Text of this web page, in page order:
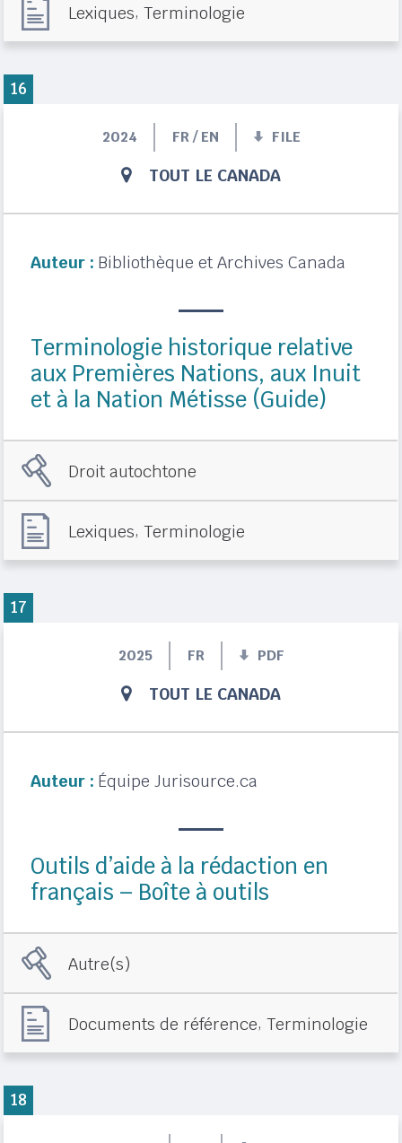
Lexiques,Terminologie
2024 FR / EN FILE
TOUT LE CANADA
Auteur : Bibliothèque et Archives Canada
Terminologie historique relative
aux Premières Nations, aux Inuit
et à la Nation Métisse (Guide)
Droit autochtone
Lexiques,Terminologie
16
2025 FR PDF
TOUT LE CANADA
Auteur : Équipe Jurisource.ca
Outils d’aide à la rédaction en
français – Boîte à outils
Autre(s)
Documents de référence,Terminologie
17
18